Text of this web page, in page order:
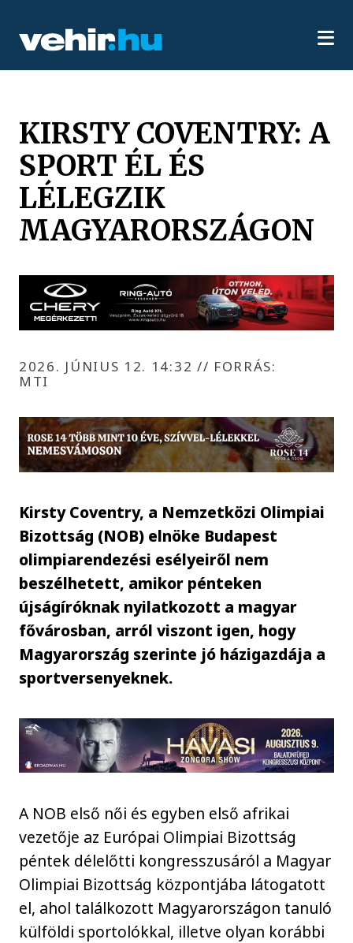
KIRSTY COVENTRY: A
SPORT ÉL ÉS
LÉLEGZIK
MAGYARORSZÁGON
2026. JÚNIUS 12. 14:32 // FORRÁS:
MTI
Kirsty Coventry, a Nemzetközi Olimpiai
Bizottság (NOB) elnöke Budapest
olimpiarendezési esélyeiről nem
beszélhetett, amikor pénteken
újságíróknak nyilatkozott a magyar
fővárosban, arról viszont igen, hogy
Magyarország szerinte jó házigazdája a
sportversenyeknek.
A NOB első női és egyben első afrikai
vezetője az Európai Olimpiai Bizottság
péntek délelőtti kongresszusáról a Magyar
Olimpiai Bizottság központjába látogatott
el, ahol találkozott Magyarországon tanuló
külföldi sportolókkal, illetve olyan korábbi